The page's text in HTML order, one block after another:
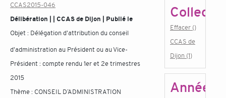
CCAS2015-046
Délibération | | CCAS de Dijon | Publié le
Objet : Délégation d'attribution du conseil
d'administration au Président ou au Vice-
Président : compte rendu 1er et 2e trimestres
2015
Thème : CONSEIL D’ADMINISTRATION
Effacer ()
CCAS de
Dijon (1)
Année